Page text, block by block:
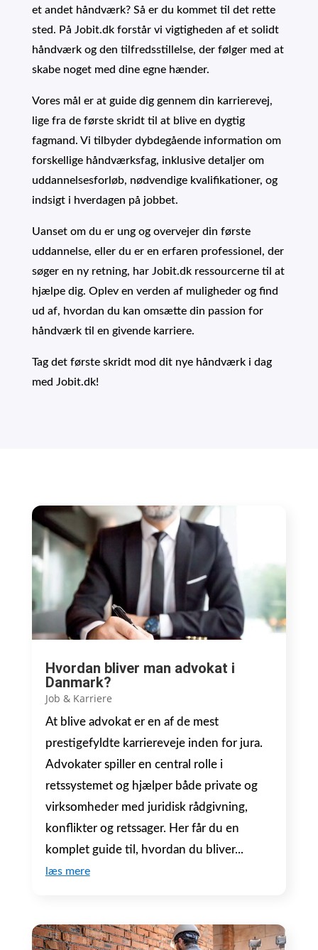
et andet håndværk? Så er du kommet til det rette
sted. På Jobit.dk forstår vi vigtigheden af et solidt
håndværk og den tilfredsstillelse, der følger med at
skabe noget med dine egne hænder.
Vores mål er at guide dig gennem din karrierevej,
lige fra de første skridt til at blive en dygtig
fagmand. Vi tilbyder dybdegående information om
forskellige håndværksfag, inklusive detaljer om
uddannelsesforløb, nødvendige kvalifikationer, og
indsigt i hverdagen på jobbet.
Uanset om du er ung og overvejer din første
uddannelse, eller du er en erfaren professionel, der
søger en ny retning, har Jobit.dk ressourcerne til at
hjælpe dig. Oplev en verden af muligheder og find
ud af, hvordan du kan omsætte din passion for
håndværk til en givende karriere.
Tag det første skridt mod dit nye håndværk i dag
med Jobit.dk!
Hvordan bliver man advokat i
Danmark?
Job & Karriere
At blive advokat er en af de mest
prestigefyldte karriereveje inden for jura.
Advokater spiller en central rolle i
retssystemet og hjælper både private og
virksomheder med juridisk rådgivning,
konflikter og retssager. Her får du en
komplet guide til, hvordan du bliver...
læs mere